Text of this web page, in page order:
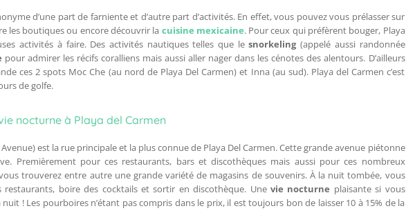
d’une part de farniente et d’autre part d’activités. En effet, vous pouvez vous prélasser sur
les boutiques ou encore découvrir la cuisine mexicaine. Pour ceux qui préfèrent bouger, Playa
activités à faire. Des activités nautiques telles que lesnorkeling(appelé aussi randonnée
pour admirer les récifs coralliens mais aussi aller nager dans les cénotes des alentours. D’ailleurs
ces 2 spots Moc Che (au nord de Playa Del Carmen) et Inna (au sud). Playa del Carmen c’est
de golfe.
nocturne à Playa del Carmen
Avenue) est la rue principale et la plus connue de Playa Del Carmen. Cette grande avenue piétonne
Premièrement pour ces restaurants, bars et discothèques mais aussi pour ces nombreux
trouverez entre autre une grande variété de magasins de souvenirs. À la nuit tombée, vous
restaurants, boire des cocktails et sortir en discothèque. Une vie nocturne plaisante si vous
! Les pourboires n’étant pas compris dans le prix, il est toujours bon de laisser 10 à 15% de la